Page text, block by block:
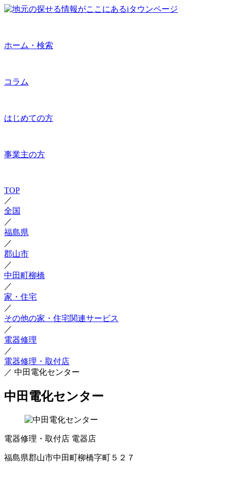
ホーム・検索
コラム
はじめての方
事業主の方
TOP
／
全国
／
福島県
／
郡山市
／
中田町柳橋
／
家・住宅
／
その他の家・住宅関連サービス
／
電器修理
／
電器修理・取付店
／ 中田電化センター
中田電化センター
電器修理・取付店 電器店
福島県郡山市中田町柳橋字町５２７